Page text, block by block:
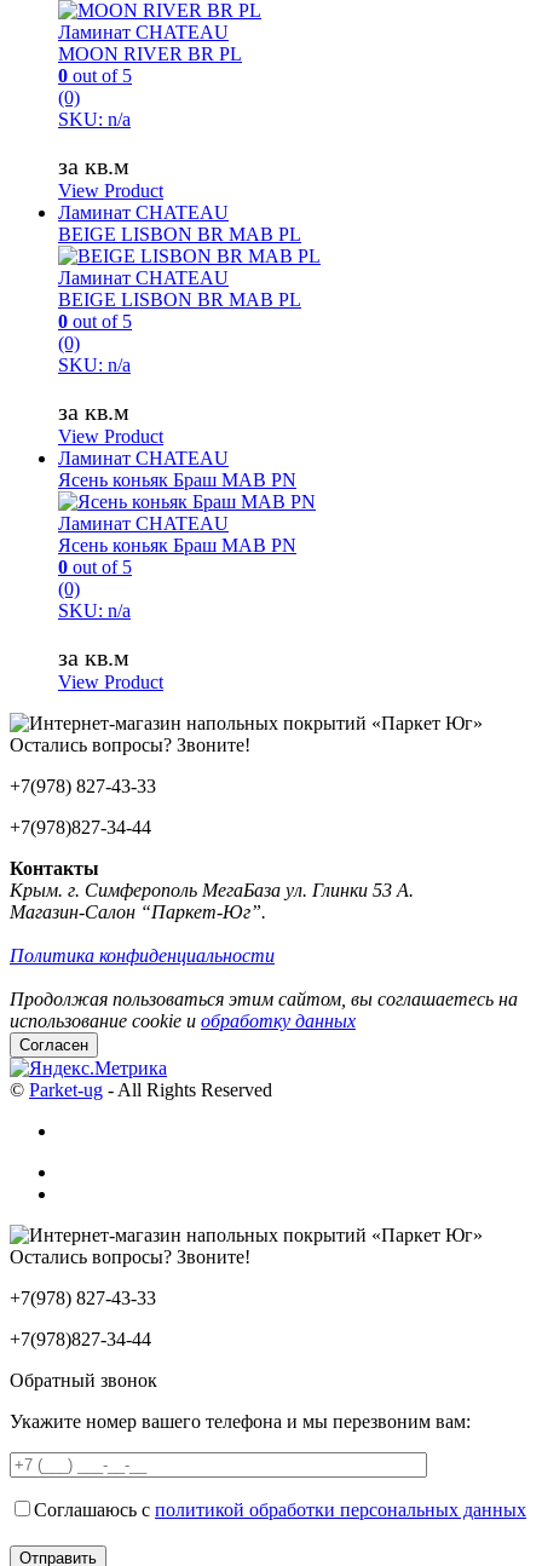
Ламинат CHATEAU
MOON RIVER BR PL
0 out of 5
(0)
SKU: n/a
за кв.м
View Product
Ламинат CHATEAU
BEIGE LISBON BR MAB PL
Ламинат CHATEAU
BEIGE LISBON BR MAB PL
0 out of 5
(0)
SKU: n/a
за кв.м
View Product
Ламинат CHATEAU
Ясень коньяк Браш MAB PN
Ламинат CHATEAU
Ясень коньяк Браш MAB PN
0 out of 5
(0)
SKU: n/a
за кв.м
View Product
Остались вопросы? Звоните!
+7(978) 827-43-33
+7(978)827-34-44
Контакты
Крым. г. Симферополь МегаБаза ул. Глинки 53 А.
Магазин-Салон “Паркет-Юг”.
Политика конфиденциальности
Продолжая пользоваться этим сайтом, вы соглашаетесь на
использование cookie и обработку данных
Согласен
© Parket-ug - All Rights Reserved
Остались вопросы? Звоните!
+7(978) 827-43-33
+7(978)827-34-44
Обратный звонок
Укажите номер вашего телефона и мы перезвоним вам:
Соглашаюсь с политикой обработки персональных данных